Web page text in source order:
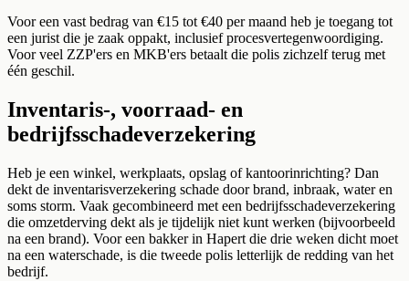
Voor een vast bedrag van €15 tot €40 per maand heb je toegang tot
een jurist die je zaak oppakt, inclusief procesvertegenwoordiging.
Voor veel ZZP'ers en MKB'ers betaalt die polis zichzelf terug met
één geschil.
Inventaris-, voorraad- en
bedrijfsschadeverzekering
Heb je een winkel, werkplaats, opslag of kantoorinrichting? Dan
dekt de inventarisverzekering schade door brand, inbraak, water en
soms storm. Vaak gecombineerd met een bedrijfsschadeverzekering
die omzetderving dekt als je tijdelijk niet kunt werken (bijvoorbeeld
na een brand). Voor een bakker in Hapert die drie weken dicht moet
na een waterschade, is die tweede polis letterlijk de redding van het
bedrijf.